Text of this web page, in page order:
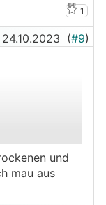
1
24.10.2023 (#9)
und
mau aus